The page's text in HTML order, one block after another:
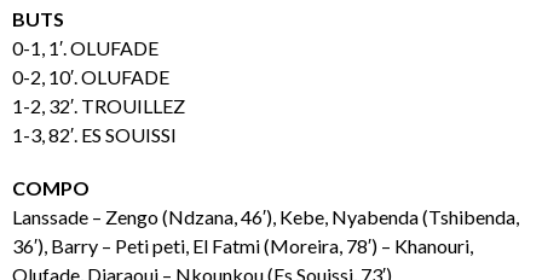
BUTS
0-1, 1′. OLUFADE
0-2, 10′. OLUFADE
1-2, 32′. TROUILLEZ
1-3, 82′. ES SOUISSI
COMPO
Lanssade – Zengo (Ndzana, 46′), Kebe, Nyabenda (Tshibenda,
36′), Barry – Peti peti, El Fatmi (Moreira, 78′) – Khanouri,
Olufade, Djaraoui – Nkounkou (Es Souissi, 73′)